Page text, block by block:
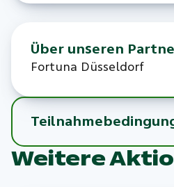
Über unseren
Fortuna Düsseldorf
Weitere